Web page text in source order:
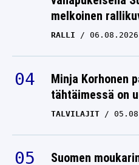
melkoinen
RALLI 06.08.2026
Minja Korhonen
tähtäimessä on
TALVILAJIT
Suomen